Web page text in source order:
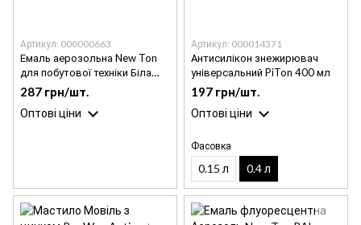
Артикул: 000000663
Емаль аерозольна New Ton
для побутової техніки Біла
400 мл
287 грн/шт.
Оптові ціни
Артикул: 000014371
Антисилікон знежирювач
універсальний PiTon 400 мл
197 грн/шт.
Оптові ціни
Фасовка
0.15 л 0.4 л